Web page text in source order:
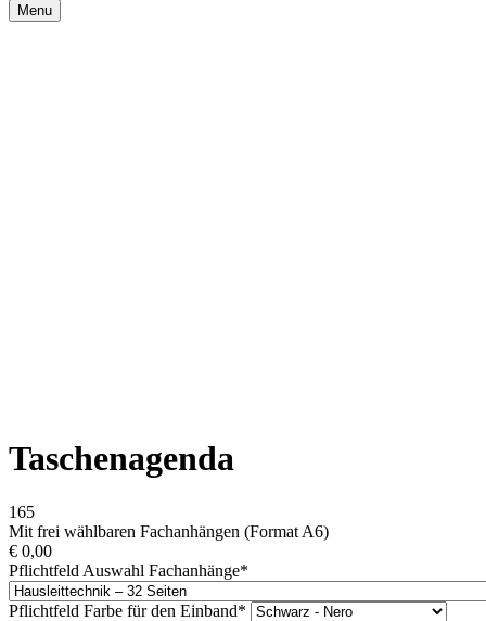
Menu
Taschenagenda
165
Mit frei wählbaren Fachanhängen (Format A6)
€ 0,00
Pflichtfeld Auswahl Fachanhänge*
Pflichtfeld Farbe für den Einband*